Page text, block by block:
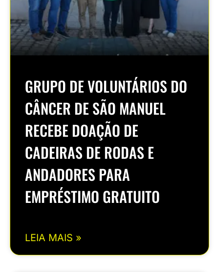
GRUPO DE VOLUNTÁRIOS DO
CÂNCER DE SÃO MANUEL
RECEBE DOAÇÃO DE
CADEIRAS DE RODAS E
ANDADORES PARA
EMPRÉSTIMO GRATUITO
LEIA MAIS »